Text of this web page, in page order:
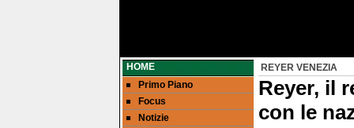
HOME
Primo Piano
Focus
Notizie
REYER VENEZIA
Reyer, il
con le